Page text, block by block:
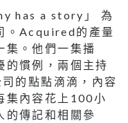
has a story」 為
。Acquired的產量
集。他們一集播
的慣例，兩個主持
的點點滴滴，內容
集內容花上100小
的傳記和相關參